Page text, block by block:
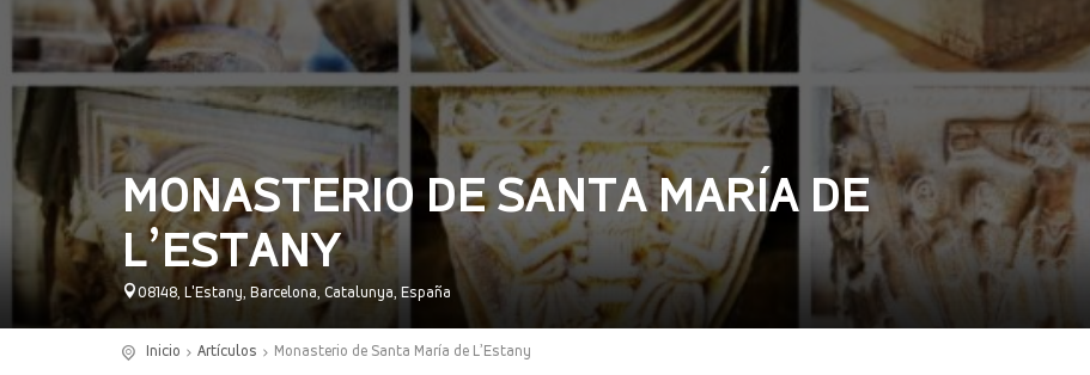
MONASTERIO DE SANTA MARÍA DE
L’ESTANY
08148, L'Estany, Barcelona, Catalunya, España
Inicio Artículos Monasterio de Santa María de L’Estany